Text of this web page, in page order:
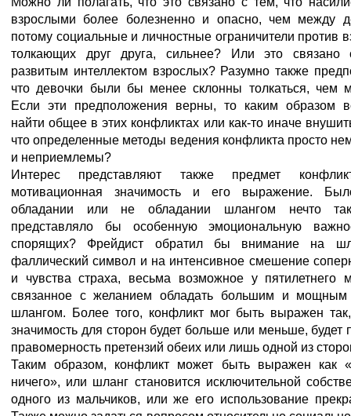
взрослыми более болезненно и опасно, чем между
потому социальные и личностные ограничители против
толкающих друг друга, сильнее? Или это связано
развитым интеллектом взрослых? Разумно также
что девочки были бы менее склонны толкаться, чем
Если эти предположения верны, то каким образом
найти общее в этих конфликтах или как-то иначе
что определенные методы ведения конфликта просто
и неприемлемы?
Интерес представляют также предмет
мотивационная значимость и его выражение.
обладании или не обладании шлангом нечто
представляло бы особенную эмоциональную
спорящих? Фрейдист обратил бы внимание на
фаллический символ и на интенсивное смешение
и чувства страха, весьма возможное у пятилетнего
связанное с желанием обладать большим и
шлангом. Более того, конфликт мог быть выражен
значимость для сторон будет больше или меньше, будет
правомерность претензий обеих или лишь одной из
Таким образом, конфликт может быть выражен как
ничего», или шланг становится исключительной
одного из мальчиков, или же его использование